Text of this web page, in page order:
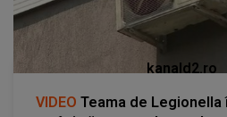
kanald2.ro
VIDEO Teama de